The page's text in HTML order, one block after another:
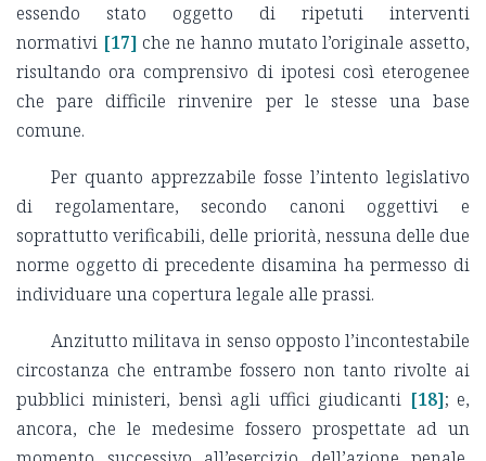
essendo stato oggetto di ripetuti interventi
normativi [17] che ne hanno mutato l’originale assetto,
risultando ora comprensivo di ipotesi così eterogenee
che pare difficile rinvenire per le stesse una base
comune.
Per quanto apprezzabile fosse l’intento legislativo
di regolamentare, secondo canoni oggettivi e
soprattutto verificabili, delle priorità, nessuna delle due
norme oggetto di precedente disamina ha permesso di
individuare una copertura legale alle prassi.
Anzitutto militava in senso opposto l’incontestabile
circostanza che entrambe fossero non tanto rivolte ai
pubblici ministeri, bensì agli uffici giudicanti [18]; e,
ancora, che le medesime fossero prospettate ad un